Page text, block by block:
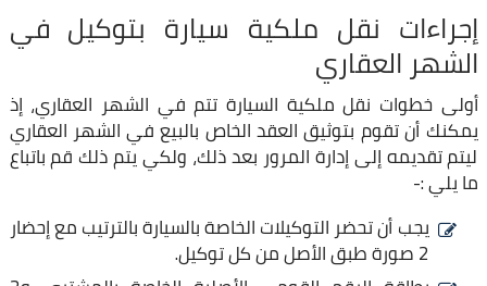
إجراءات نقل ملكية سيارة بتوكيل في
الشهر العقاري
أولى خطوات نقل ملكية السيارة تتم في الشهر العقاري، إذ
يمكنك أن تقوم بتوثيق العقد الخاص بالبيع في الشهر العقاري
ليتم تقديمه إلى إدارة المرور بعد ذلك، ولكي يتم ذلك قم باتباع
ما يلي :-
يجب أن تحضر التوكيلات الخاصة بالسيارة بالترتيب مع إحضار
2 صورة طبق الأصل من كل توكيل.